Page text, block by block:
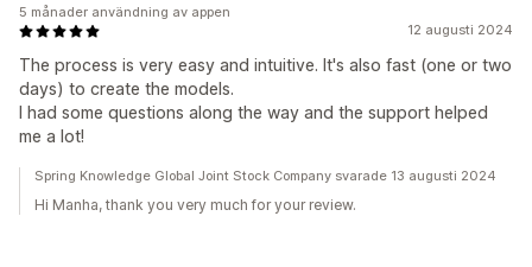
12 augusti 2024
The process is very easy and intuitive. It's also fast (one or two
days) to create the models.
I had some questions along the way and the support helped
me a lot!
5 månader användning av appen
Spring Knowledge Global Joint Stock Company svarade 13 augusti 2024
Hi Manha, thank you very much for your review.